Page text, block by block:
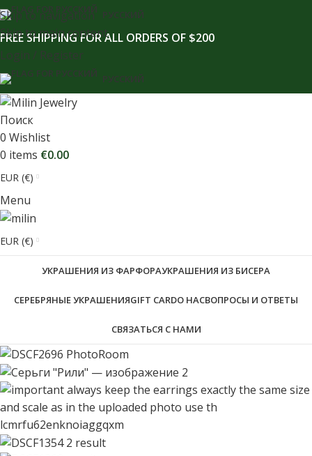
содержимому
Skip to navigation
Skip to main content
РУССКИЙ
FREE SHIPPING FOR ALL ORDERS OF $200
Login / Register
РУССКИЙ
Поиск
0 Wishlist
0 items €0.00
EUR (€)
Menu
EUR (€)
УКРАШЕНИЯ ИЗ ФАРФОРАУКРАШЕНИЯ ИЗ БИСЕРА
СЕРЕБРЯНЫЕ УКРАШЕНИЯGIFT CARDО НАСВОПРОСЫ И ОТВЕТЫ
СВЯЗАТЬСЯ С НАМИ